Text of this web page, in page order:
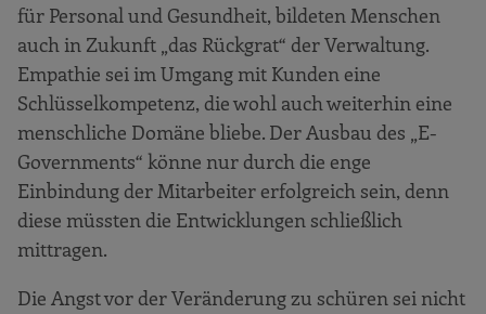
für Personal und Gesundheit, bildeten Menschen
auch in Zukunft „das Rückgrat“ der Verwaltung.
Empathie sei im Umgang mit Kunden eine
Schlüsselkompetenz, die wohl auch weiterhin eine
menschliche Domäne bliebe. Der Ausbau des „E-
Governments“ könne nur durch die enge
Einbindung der Mitarbeiter erfolgreich sein, denn
diese müssten die Entwicklungen schließlich
mittragen.
Die Angst vor der Veränderung zu schüren sei nicht